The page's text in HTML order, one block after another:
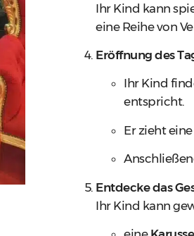
Ihr Kind kann
eine Reihe von
Eröffnung des
Ihr Kind
entspricht.
Er zieht eine
Entdecke das
Ihr Kind kann